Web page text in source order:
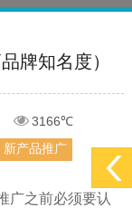
牌知名度）
3166℃
新产品推广
广之前必须要认